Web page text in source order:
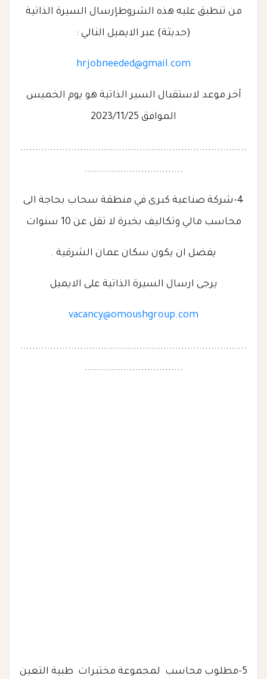
من تنطبق عليه هذه الشروطإرسال السيرة الذاتية
(حديثة) عبر الايميل النالي :
hrjobneeded@gmail.com
آخر موعد لاستقبال السير الذاتية هو يوم الخميس
الموافق 2023/11/25
............................................................................
.................................
4-شركة صناعية كبرى في منطقة سحاب بحاجة الى
محاسب مالي وتكاليف بخبرة لا تقل عن 10 سنوات
يفضل ان يكون سكان عمان الشرقية .
يرجى ارسال السيرة الذاتية على الايميل
vacancy@omoushgroup.com
............................................................................
.................................
5-مطلوب محاسب لمجموعة مختبرات طبية التعين